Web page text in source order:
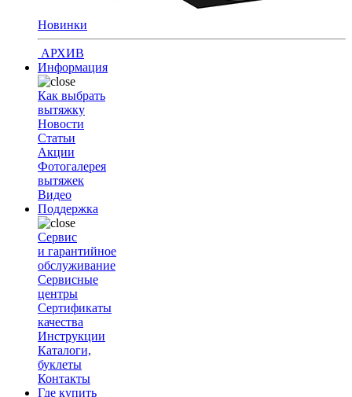
Новинки
АРХИВ
Информация
Как выбрать
вытяжку
Новости
Статьи
Акции
Фотогалерея
вытяжек
Видео
Поддержка
Сервис
и гарантийное
обслуживание
Сервисные
центры
Сертификаты
качества
Инструкции
Каталоги,
буклеты
Контакты
Где купить